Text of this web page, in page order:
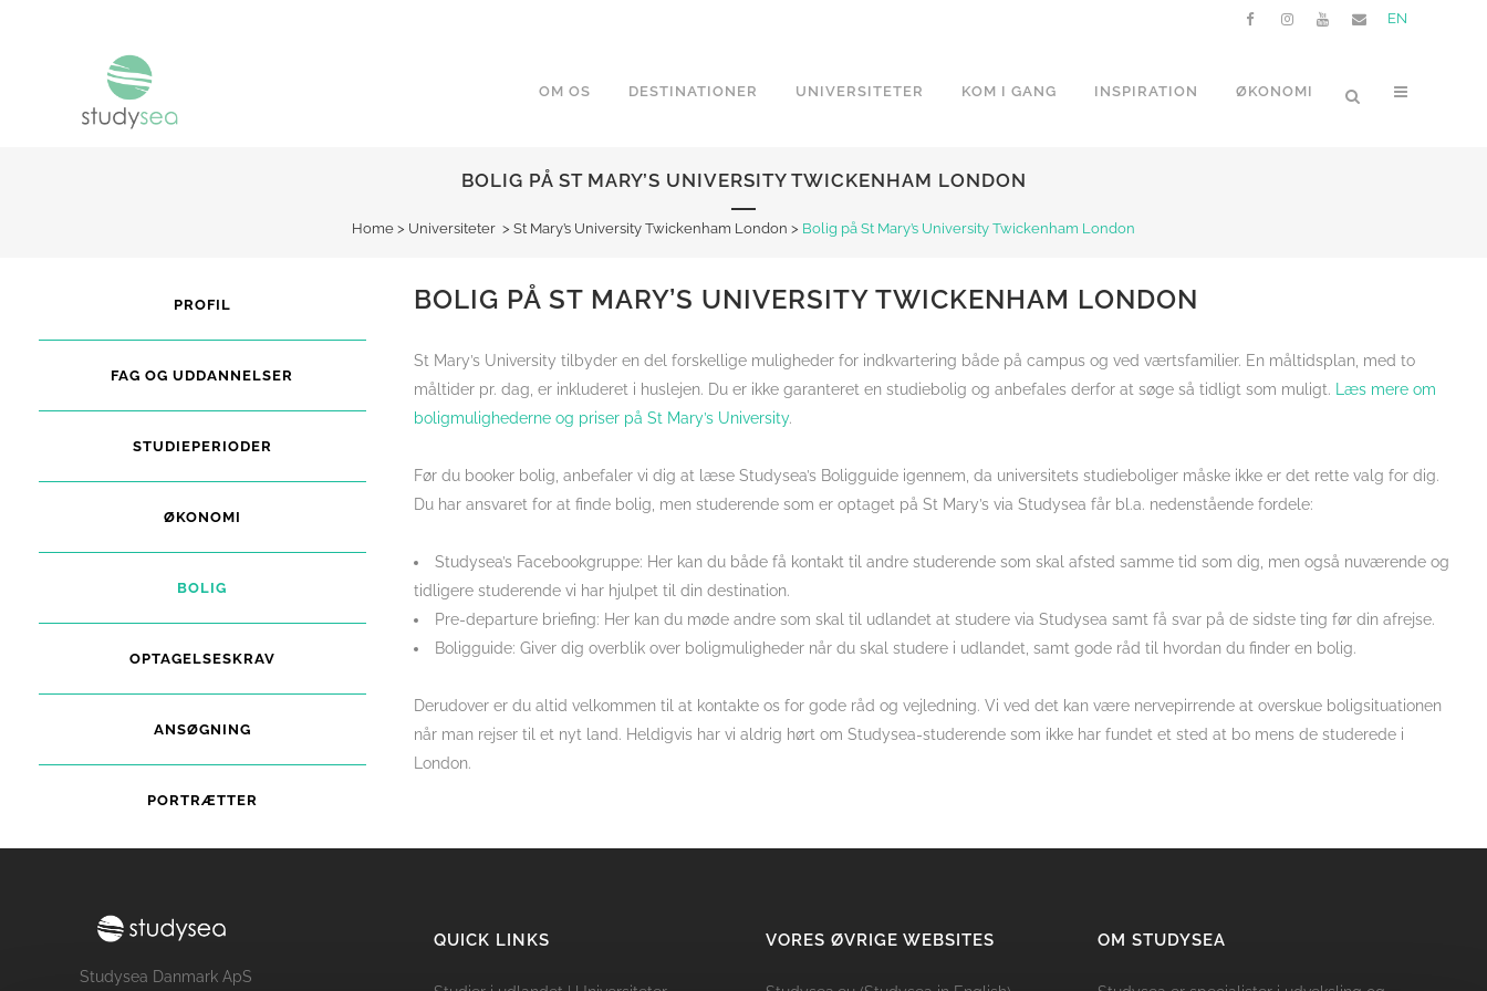
EN
OM OS DESTINATIONER UNIVERSITETER KOM I GANG INSPIRATION ØKONOMI
BOLIG PÅ ST MARY’S UNIVERSITY TWICKENHAM LONDON
Home > Universiteter > St Mary’s University Twickenham London > Bolig på St Mary’s University Twickenham London
PROFIL
FAG OG UDDANNELSER
STUDIEPERIODER
ØKONOMI
BOLIG
OPTAGELSESKRAV
ANSØGNING
PORTRÆTTER
BOLIG PÅ ST MARY’S UNIVERSITY TWICKENHAM LONDON
St Mary’s University tilbyder en del forskellige muligheder for indkvartering både på campus og ved værtsfamilier. En måltidsplan, med to
måltider pr. dag, er inkluderet i huslejen. Du er ikke garanteret en studiebolig og anbefales derfor at søge så tidligt som muligt.
Læs mere om
boligmulighederne og priser på St Mary’s University.
Før du booker bolig, anbefaler vi dig at læse Studysea’s Boligguide igennem, da universitets studieboliger måske ikke er det rette valg for dig.
Du har ansvaret for at finde bolig, men studerende som er optaget på St Mary’s via Studysea får bl.a. nedenstående fordele:
Studysea’s Facebookgruppe: Her kan du både få kontakt til andre studerende som skal afsted samme tid som dig, men også nuværende og
tidligere studerende vi har hjulpet til din destination.
Pre-departure briefing: Her kan du møde andre som skal til udlandet at studere via Studysea samt få svar på de sidste ting før din afrejse.
Boligguide: Giver dig overblik over boligmuligheder når du skal studere i udlandet, samt gode råd til hvordan du finder en bolig.
Derudover er du altid velkommen til at kontakte os for gode råd og vejledning. Vi ved det kan være nervepirrende at overskue boligsituationen
når man rejser til et nyt land. Heldigvis har vi aldrig hørt om Studysea-studerende som ikke har fundet et sted at bo mens de studerede i
London.
Studysea Danmark ApS
QUICK LINKS VORES ØVRIGE WEBSITES OM STUDYSEA